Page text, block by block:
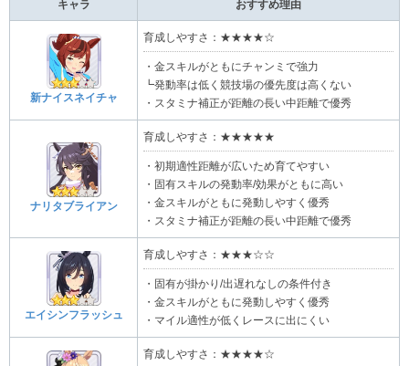
キャラ おすすめ理由
新ナイスネイチャ
育成しやすさ：★★★★☆
・金スキルがともにチャンミで強力
┗発動率は低く競技場の優先度は高くない
・スタミナ補正が距離の長い中距離で優秀
ナリタブライアン
育成しやすさ：★★★★★
・初期適性距離が広いため育てやすい
・固有スキルの発動率/効果がともに高い
・金スキルがともに発動しやすく優秀
・スタミナ補正が距離の長い中距離で優秀
エイシンフラッシュ
育成しやすさ：★★★☆☆
・固有が掛かり/出遅れなしの条件付き
・金スキルがともに発動しやすく優秀
・マイル適性が低くレースに出にくい
育成しやすさ：★★★★☆